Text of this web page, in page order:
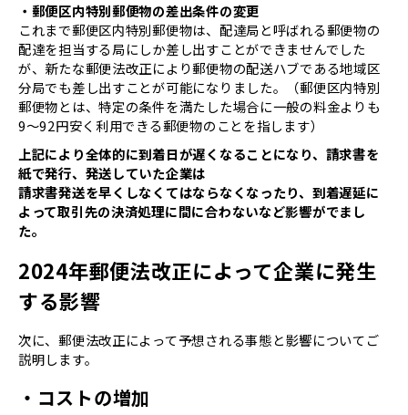
・郵便区内特別郵便物の差出条件の変更
これまで郵便区内特別郵便物は、配達局と呼ばれる郵便物の
配達を担当する局にしか差し出すことができませんでした
が、新たな郵便法改正により郵便物の配送ハブである地域区
分局でも差し出すことが可能になりました。（郵便区内特別
郵便物とは、特定の条件を満たした場合に一般の料金よりも
9〜92円安く利用できる郵便物のことを指します）
上記により全体的に到着日が遅くなることになり、請求書を
紙で発行、発送していた企業は
請求書発送を早くしなくてはならなくなったり、到着遅延に
よって取引先の決済処理に間に合わないなど影響がでまし
た。
2024年郵便法改正によって企業に発生
する影響
次に、郵便法改正によって予想される事態と影響についてご
説明します。
・コストの増加